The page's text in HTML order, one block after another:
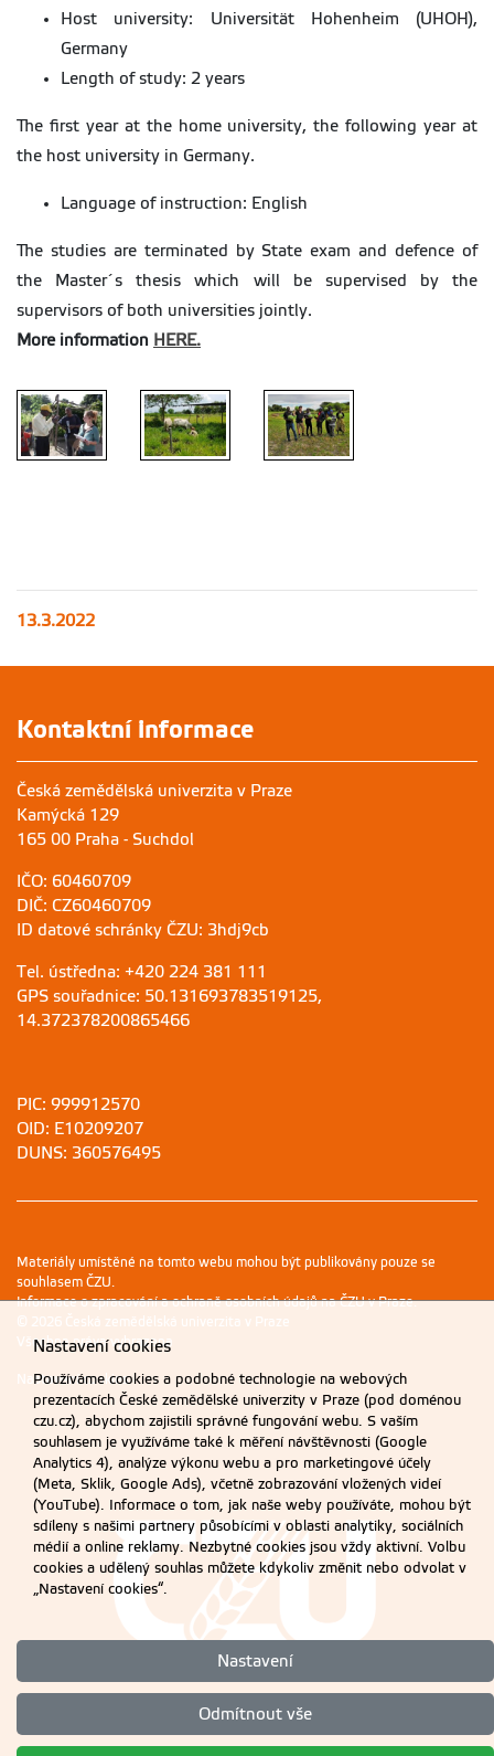
Host university: Universität Hohenheim (UHOH),
Germany
Length of study: 2 years
The first year at the home university, the following year at
the host university in Germany.
Language of instruction: English
The studies are terminated by State exam and defence of
the Master´s thesis which will be supervised by the
supervisors of both universities jointly.
More information HERE.
13.3.2022
Kontaktní informace
Česká zemědělská univerzita v Praze
Kamýcká 129
165 00 Praha - Suchdol
IČO: 60460709
DIČ: CZ60460709
ID datové schránky ČZU: 3hdj9cb
Tel. ústředna: +420 224 381 111
GPS souřadnice: 50.131693783519125,
14.372378200865466
PIC: 999912570
OID: E10209207
DUNS: 360576495
Materiály umístěné na tomto webu mohou být publikovány pouze se
souhlasem ČZU.
Informace o zpracování a ochraně osobních údajů na ČZU v Praze.
© 2026 Česká zemědělská univerzita v Praze
Všechna práva vyhrazena
Nastavení cookies
Nastavení cookies
Používáme cookies a podobné technologie na webových
prezentacích České zemědělské univerzity v Praze (pod doménou
czu.cz), abychom zajistili správné fungování webu. S vaším
souhlasem je využíváme také k měření návštěvnosti (Google
Analytics 4), analýze výkonu webu a pro marketingové účely
(Meta, Sklik, Google Ads), včetně zobrazování vložených videí
(YouTube). Informace o tom, jak naše weby používáte, mohou být
sdíleny s našimi partnery působícími v oblasti analytiky, sociálních
médií a online reklamy. Nezbytné cookies jsou vždy aktivní. Volbu
cookies a udělený souhlas můžete kdykoliv změnit nebo odvolat v
„Nastavení cookies“.
Nastavení
Odmítnout vše